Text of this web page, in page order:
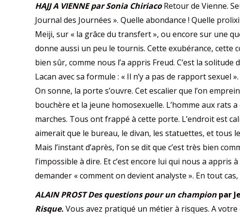
HAJJ A VIENNEpar Sonia ChiriacoRetour de Vienne.
Journal des Journées ». Quelle abondance ! Quelle
Meiji, sur « la grâce du transfert », ou encore sur une
donne aussi un peu le tournis. Cette exubérance, cette
bien sûr, comme nous l’a appris Freud. C’est la
Lacan avec sa formule : « Il n’y a pas de rapport
On sonne, la porte s’ouvre. Cet escalier que l’on
bouchère et la jeune homosexuelle. L’homme aux rats
marches. Tous ont frappé à cette porte. L’endroit est
aimerait que le bureau, le divan, les statuettes, et tous
Mais l’instant d’après, l’on se dit que c’est très bien
l’impossible à dire. Et c’est encore lui qui nous a
demander « comment on devient analyste ». En tout
ALAIN PROST Des questions pour un champion par
Risque. Vous avez pratiqué un métier à risques. A